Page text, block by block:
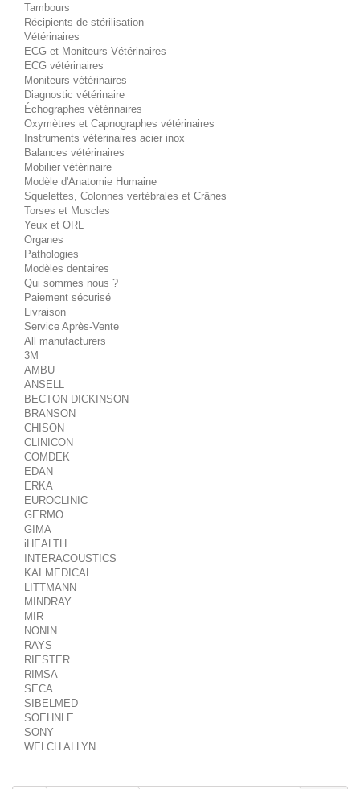
Tambours
Récipients de stérilisation
Vétérinaires
ECG et Moniteurs Vétérinaires
ECG vétérinaires
Moniteurs vétérinaires
Diagnostic vétérinaire
Échographes vétérinaires
Oxymètres et Capnographes vétérinaires
Instruments vétérinaires acier inox
Balances vétérinaires
Mobilier vétérinaire
Modèle d'Anatomie Humaine
Squelettes, Colonnes vertébrales et Crânes
Torses et Muscles
Yeux et ORL
Organes
Pathologies
Modèles dentaires
Qui sommes nous ?
Paiement sécurisé
Livraison
Service Après-Vente
All manufacturers
3M
AMBU
ANSELL
BECTON DICKINSON
BRANSON
CHISON
CLINICON
COMDEK
EDAN
ERKA
EUROCLINIC
GERMO
GIMA
iHEALTH
INTERACOUSTICS
KAI MEDICAL
LITTMANN
MINDRAY
MIR
NONIN
RAYS
RIESTER
RIMSA
SECA
SIBELMED
SOEHNLE
SONY
WELCH ALLYN